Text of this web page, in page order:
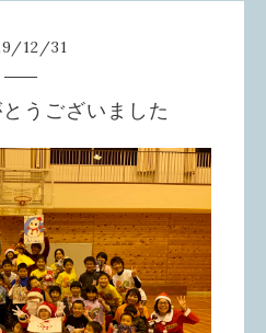
/12/31
うございました